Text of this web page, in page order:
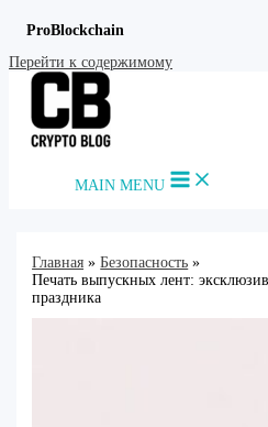
ProBlockchain
Перейти к содержимому
MAIN MENU
Главная
Безопасность
Печать выпускных лент:
праздника